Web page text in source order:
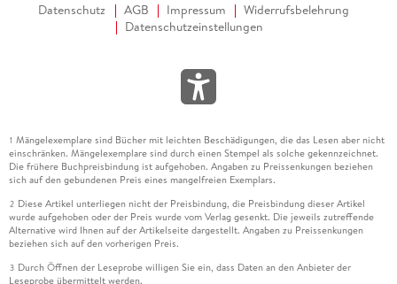
Datenschutz AGB Impressum
Widerrufsbelehrung
Datenschutzeinstellungen
1 Mängelexemplare sind Bücher mit leichten Beschädigungen, die das Lesen aber nicht
einschränken. Mängelexemplare sind durch einen Stempel als solche gekennzeichnet.
Die frühere Buchpreisbindung ist aufgehoben. Angaben zu Preissenkungen beziehen
sich auf den gebundenen Preis eines mangelfreien Exemplars.
2 Diese Artikel unterliegen nicht der Preisbindung, die Preisbindung dieser Artikel
wurde aufgehoben oder der Preis wurde vom Verlag gesenkt. Die jeweils zutreffende
Alternative wird Ihnen auf der Artikelseite dargestellt. Angaben zu Preissenkungen
beziehen sich auf den vorherigen Preis.
3 Durch Öffnen der Leseprobe willigen Sie ein, dass Daten an den Anbieter der
Leseprobe übermittelt werden.